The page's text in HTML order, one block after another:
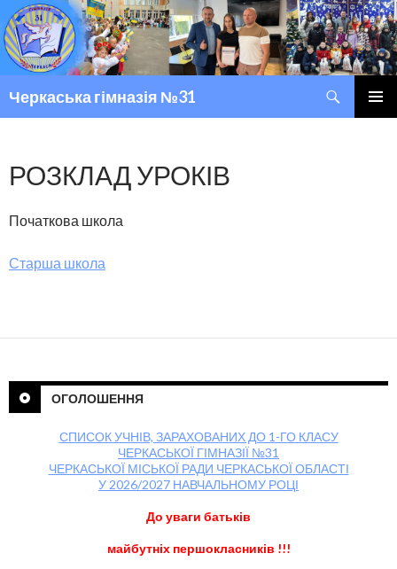
Черкаська гімназія №31
РОЗКЛАД УРОКІВ
Початкова школа
Старша школа
ОГОЛОШЕННЯ
СПИСОК УЧНІВ, ЗАРАХОВАНИХ ДО 1-ГО КЛАСУ
ЧЕРКАСЬКОЇ ГІМНАЗІЇ №31
ЧЕРКАСЬКОЇ МІСЬКОЇ РАДИ ЧЕРКАСЬКОЇ ОБЛАСТІ
У 2026/2027 НАВЧАЛЬНОМУ РОЦІ
До уваги батьків
майбутніх першокласників !!!